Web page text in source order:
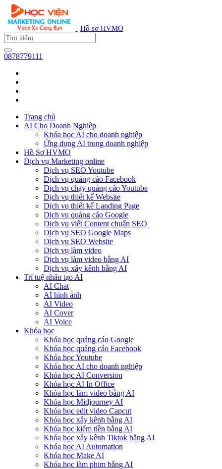
Hồ sơ HVMO
0878779111
Trang chủ
AI Cho Doanh Nghiệp
Khóa học AI cho doanh nghiệp
Ứng dụng AI trong doanh nghiệp
Hồ Sơ HVMO
Dịch vụ Marketing online
Dịch vụ SEO Youtube
Dịch vụ quảng cáo Facebook
Dịch vụ chạy quảng cáo Youtube
Dịch vụ thiết kế Website
Dịch vụ thiết kế Landing Page
Dịch vụ quảng cáo Google
Dịch vụ viết Content chuẩn SEO
Dịch vụ SEO Google Maps
Dịch vụ SEO Website
Dịch vụ làm video
Dịch vụ làm video bằng AI
Dịch vụ xây kênh bằng AI
Trí tuệ nhân tạo AI
AI Chat
AI hình ảnh
AI Video
AI Cover
AI Voice
Khóa học
Khóa học quảng cáo Google
Khóa học quảng cáo Facebook
Khóa học Youtube
Khóa học AI cho doanh nghiệp
Khóa học AI Conversion
Khóa học AI In Office
Khóa học làm video bằng AI
Khóa học Midjourney AI
Khóa học edit video Capcut
Khóa học xây kênh bằng AI
Khóa học kiếm tiền bằng AI
Khóa học xây kênh Tiktok bằng AI
Khóa học AI Automation
Khóa học Make AI
Khóa học làm phim bằng AI